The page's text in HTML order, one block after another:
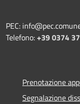
PEC:
Telefono:+39 0374
Prenotazione
Segnalazione